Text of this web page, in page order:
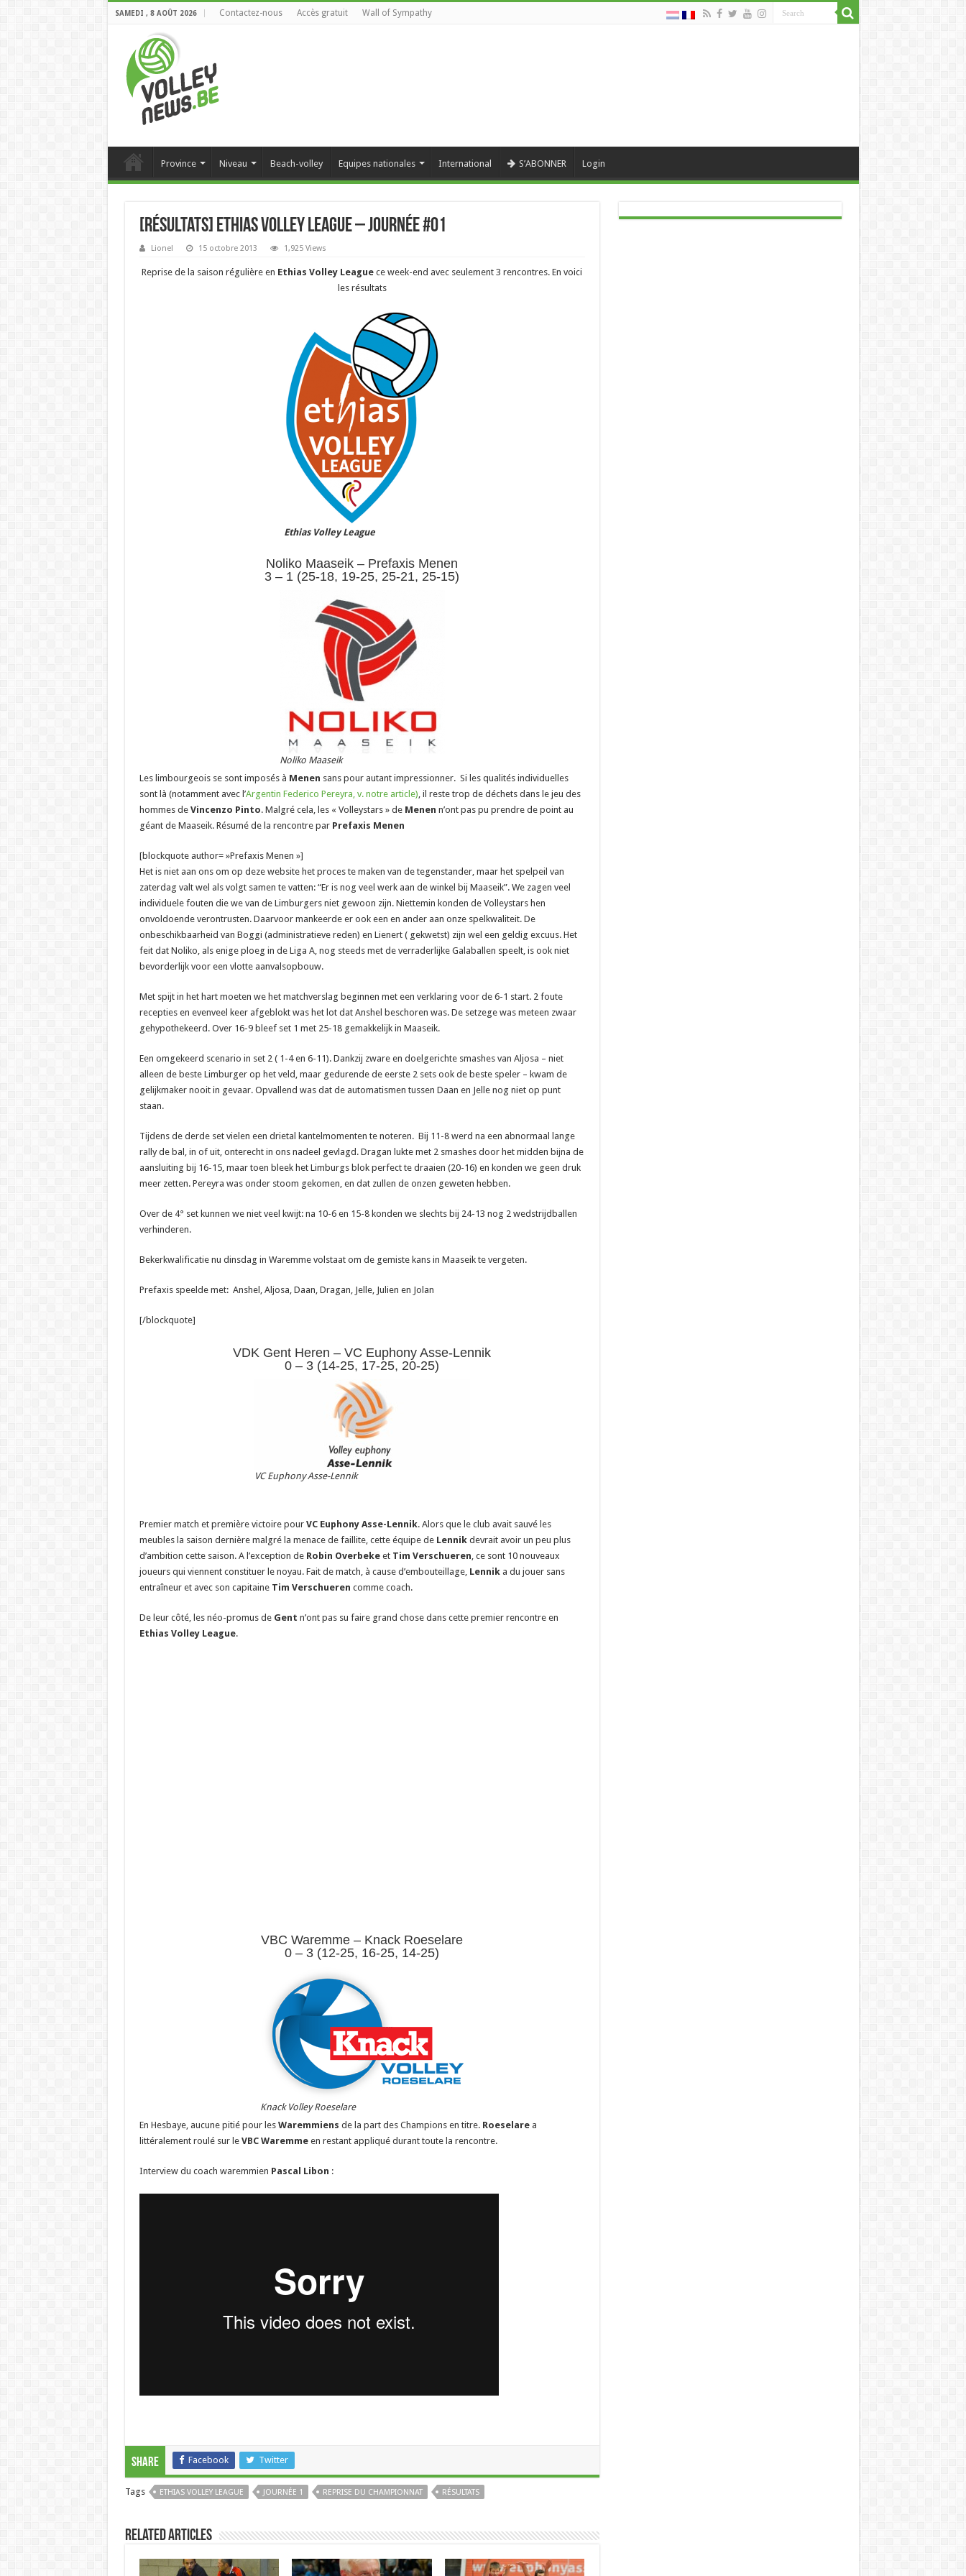
SAMEDI , 8 AOÛT 2026 Contactez-nous Accès gratuit Wall of Sympathy
Province Niveau Beach-volley Equipes nationales International S’ABONNER Login
[Résultats] Ethias Volley League – Journée #01
Lionel 15 octobre 2013 1,925 Views
Reprise de la saison régulière en Ethias Volley League ce week-end avec seulement 3 rencontres. En voici
les résultats
Ethias Volley League
Noliko Maaseik – Prefaxis Menen
3 – 1 (25-18, 19-25, 25-21, 25-15)
Noliko Maaseik
Les limbourgeois se sont imposés à Menen sans pour autant impressionner. Si les qualités individuelles
sont là (notamment avec l’Argentin Federico Pereyra, v. notre article), il reste trop de déchets dans le jeu des
hommes de Vincenzo Pinto. Malgré cela, les « Volleystars » de Menen n’ont pas pu prendre de point au
géant de Maaseik. Résumé de la rencontre par Prefaxis Menen
[blockquote author= »Prefaxis Menen »]
Het is niet aan ons om op deze website het proces te maken van de tegenstander, maar het spelpeil van
zaterdag valt wel als volgt samen te vatten: “Er is nog veel werk aan de winkel bij Maaseik”. We zagen veel
individuele fouten die we van de Limburgers niet gewoon zijn. Niettemin konden de Volleystars hen
onvoldoende verontrusten. Daarvoor mankeerde er ook een en ander aan onze spelkwaliteit. De
onbeschikbaarheid van Boggi (administratieve reden) en Lienert ( gekwetst) zijn wel een geldig excuus. Het
feit dat Noliko, als enige ploeg in de Liga A, nog steeds met de verraderlijke Galaballen speelt, is ook niet
bevorderlijk voor een vlotte aanvalsopbouw.
Met spijt in het hart moeten we het matchverslag beginnen met een verklaring voor de 6-1 start. 2 foute
recepties en evenveel keer afgeblokt was het lot dat Anshel beschoren was. De setzege was meteen zwaar
gehypothekeerd. Over 16-9 bleef set 1 met 25-18 gemakkelijk in Maaseik.
Een omgekeerd scenario in set 2 ( 1-4 en 6-11). Dankzij zware en doelgerichte smashes van Aljosa – niet
alleen de beste Limburger op het veld, maar gedurende de eerste 2 sets ook de beste speler – kwam de
gelijkmaker nooit in gevaar. Opvallend was dat de automatismen tussen Daan en Jelle nog niet op punt
staan.
Tijdens de derde set vielen een drietal kantelmomenten te noteren. Bij 11-8 werd na een abnormaal lange
rally de bal, in of uit, onterecht in ons nadeel gevlagd. Dragan lukte met 2 smashes door het midden bijna de
aansluiting bij 16-15, maar toen bleek het Limburgs blok perfect te draaien (20-16) en konden we geen druk
meer zetten. Pereyra was onder stoom gekomen, en dat zullen de onzen geweten hebben.
Over de 4° set kunnen we niet veel kwijt: na 10-6 en 15-8 konden we slechts bij 24-13 nog 2 wedstrijdballen
verhinderen.
Bekerkwalificatie nu dinsdag in Waremme volstaat om de gemiste kans in Maaseik te vergeten.
Prefaxis speelde met: Anshel, Aljosa, Daan, Dragan, Jelle, Julien en Jolan
[/blockquote]
VDK Gent Heren – VC Euphony Asse-Lennik
0 – 3 (14-25, 17-25, 20-25)
VC Euphony Asse-Lennik
Premier match et première victoire pour VC Euphony Asse-Lennik. Alors que le club avait sauvé les
meubles la saison dernière malgré la menace de faillite, cette équipe de Lennikdevrait avoir un peu plus
d’ambition cette saison. A l’exception de Robin Overbekeet Tim Verschueren, ce sont 10 nouveaux
joueurs qui viennent constituer le noyau. Fait de match, à cause d’embouteillage, Lennika du jouer sans
entraîneur et avec son capitaine Tim Verschueren comme coach.
De leur côté, les néo-promus de Gent n’ont pas su faire grand chose dans cette premier rencontre en
Ethias Volley League.
VBC Waremme – Knack Roeselare
0 – 3 (12-25, 16-25, 14-25)
Knack Volley Roeselare
En Hesbaye, aucune pitié pour les Waremmiens de la part des Champions en titre. Roeselarea
littéralement roulé sur leVBC Waremmeen restant appliqué durant toute la rencontre.
Interview du coach waremmien Pascal Libon :
Share Facebook Twitter
Tags ETHIAS VOLLEY LEAGUE JOURNÉE 1 REPRISE DU CHAMPIONNAT RÉSULTATS
Related Articles